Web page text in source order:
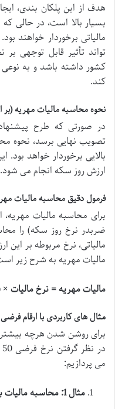
هدف از این پلکان بندی،
بسیار بالا است، در حالی
مالیاتی برخوردار خواهند
تواند تأثیر قابل توجهی
کشور داشته باشد و به
کند.
نحوه محاسبه مالیات مهریه (بر
تصویب نهایی برسد، نحوه
بالایی برخوردار خواهد
ارزش روز سکه انجام می شود.
فرمول دقیق محاسبه مالیات
برای محاسبه مالیات
ضربدر نرخ روز سکه) را
مالیاتی، نرخ مربوطه بر
مالیات مهریه به شرح زیر
مالیات مهریه = نرخ
مثال های کاربردی با ارقام
برای روشن شدن هرچه بیشتر
می پردازیم:
مثال 1: محاسبه مالیات برای 70 سکه